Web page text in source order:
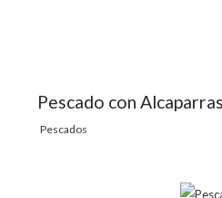
Pescado con
Pescados